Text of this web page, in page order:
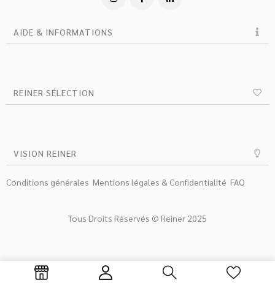
AIDE & INFORMATIONS
REINER SÉLECTION
VISION REINER
Conditions générales Mentions légales & Confidentialité FAQ
Tous Droits Réservés © Reiner 2025